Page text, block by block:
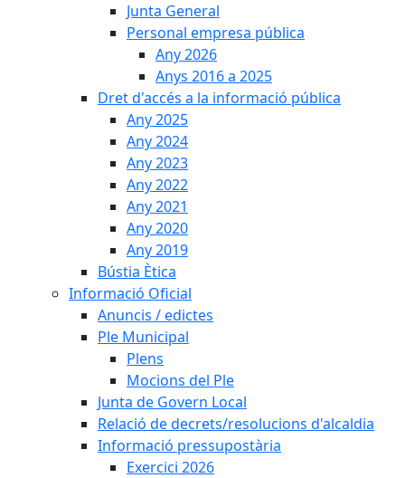
Junta General
Personal empresa pública
Any 2026
Anys 2016 a 2025
Dret d'accés a la informació pública
Any 2025
Any 2024
Any 2023
Any 2022
Any 2021
Any 2020
Any 2019
Bústia Ètica
Informació Oficial
Anuncis / edictes
Ple Municipal
Plens
Mocions del Ple
Junta de Govern Local
Relació de decrets/resolucions d'alcaldia
Informació pressupostària
Exercici 2026